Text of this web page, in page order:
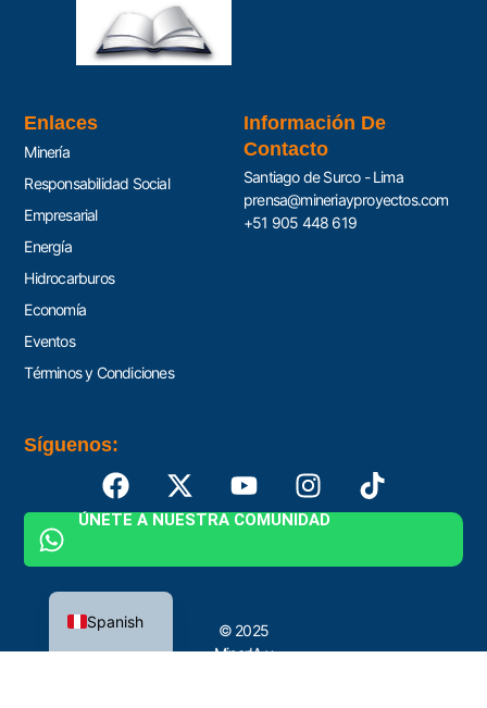
Enlaces
Minería
Responsabilidad Social
Empresarial
Energía
Hidrocarburos
Economía
Eventos
Términos y Condiciones
Información De
Contacto
Santiago de Surco - Lima
prensa@mineriayproyectos.com
+51 905 448 619
Síguenos:
ÚNETE A NUESTRA COMUNIDAD
© 2025
MinerIA y
Spanish